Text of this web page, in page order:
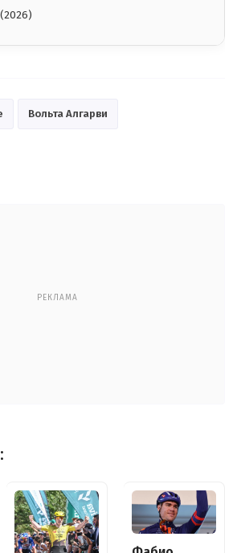
Вольта Алгарви
РЕКЛАМА